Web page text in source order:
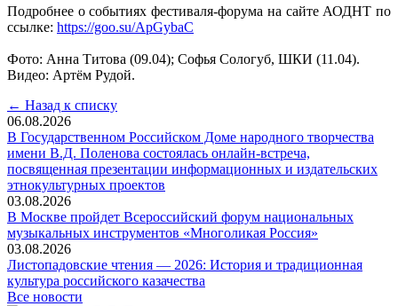
Подробнее о событиях фестиваля-форума на сайте АОДНТ по
ссылке: https://goo.su/ApGybaC
Фото: Анна Титова (09.04); Софья Сологуб, ШКИ (11.04).
Видео: Артём Рудой.
← Назад к списку
06.08.2026
В Государственном Российском Доме народного творчества
имени В.Д. Поленова состоялась онлайн-встреча,
посвященная презентации информационных и издательских
этнокультурных проектов
03.08.2026
В Москве пройдет Всероссийский форум национальных
музыкальных инструментов «Многоликая Россия»
03.08.2026
Листопадовские чтения — 2026: История и традиционная
культура российского казачества
Все новости